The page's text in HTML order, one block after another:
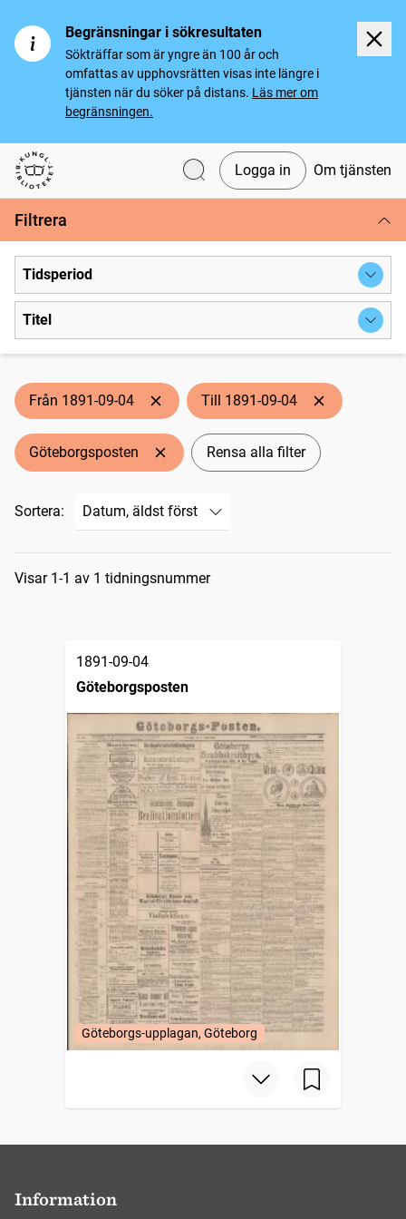
Begränsningar i sökresultaten
Sökträffar som är yngre än 100 år och
omfattas av upphovsrätten visas inte längre i
tjänsten när du söker på distans. Läs mer om
begränsningen.
Svenska tidningar
Logga in Om tjänsten
Filtrera
Tidsperiod
Titel
Från 1891-09-04 Till 1891-09-04
Göteborgsposten Rensa alla filter
Sortera:
Sökresultat
Visar 1-1 av 1 tidningsnummer
1891-09-04
Göteborgsposten
Göteborgs-upplagan, Göteborg
Information